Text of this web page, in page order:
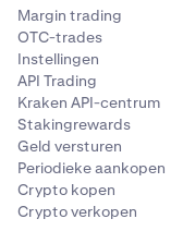
Margin trading
OTC-trades
Instellingen
API Trading
Kraken API-centrum
Stakingrewards
Geld versturen
Periodieke aankopen
Crypto kopen
Crypto verkopen